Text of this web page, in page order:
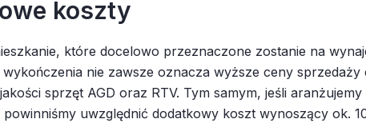
koszty
które docelowo przeznaczone zostanie na
nie zawsze oznacza wyższe ceny
sprzęt AGD oraz RTV. Tym samym, jeśli
uwzględnić dodatkowy koszt wynoszący ok.